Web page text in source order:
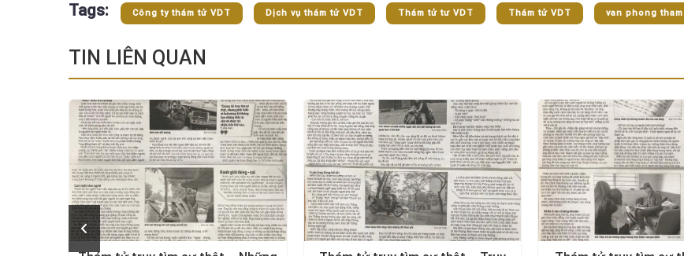
Tags: Công ty thám tử VDT Dịch vụ thám tử VDT Thám tử tư VDT Thám tử VDT van phong
TIN LIÊN QUAN